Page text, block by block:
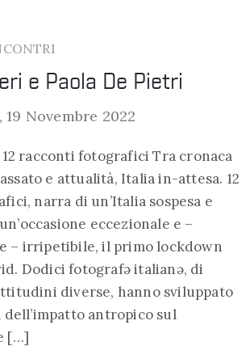
e Paola De Pietri
Novembre 2022
racconti fotografici Tra cronaca
e attualità, Italia in-attesa. 12
narra di un’Italia sospesa e
eccezionale e –
– irripetibile, il primo lockdown
Dodici fotografə italianə, di
diverse, hanno sviluppato
dell’impatto antropico sul
[…]